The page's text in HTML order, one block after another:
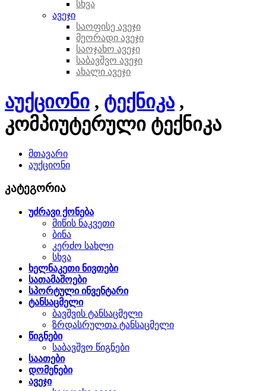
სხვა
ავეჯი
საოფისე ავეჯი
მეორადი ავეჯი
საოჯახო ავეჯი
საბავშვო ავეჯი
ახალი ავეჯი
აუქციონი , ტექნიკა ,
კომპიუტერული ტექნიკა
მთავარი
აუქციონი
კატეგორია
უძრავი ქონება
მიწის ნაკვეთი
ბინა
კერძო სახლი
სხვა
ხელნაკეთი ნივთები
სათამაშოები
სპორტული ინვენტარი
ტანსაცმელი
ბავშვის ტანსაცმელი
ზრდასრულთა ტანსაცმელი
წიგნები
საბავშვო წიგნები
საათები
დომენები
ავეჯი